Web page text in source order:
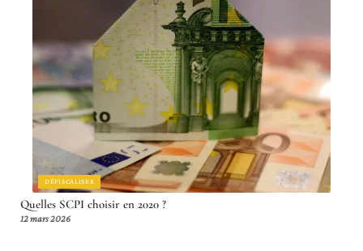
DÉFISCALISER
Quelles SCPI choisir en 2020 ?
12 mars 2026